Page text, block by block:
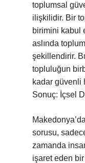
toplumsal
ilişkilidir. Bir
birimini kabul
aslında
şekillendirir.
topluluğun
kadar güvenli
Sonuç: İçsel
sorusu,
zamanda
işaret eden